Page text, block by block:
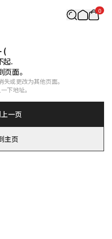
0
(
起.
页面。
或更改为其他页面。
下地址。
一页
主页